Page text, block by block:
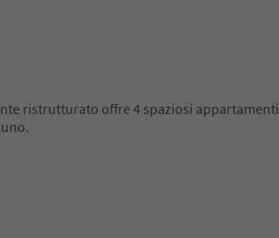
ristrutturato offre 4 spaziosi appartamenti